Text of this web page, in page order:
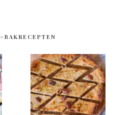
#BAKRECEPTEN